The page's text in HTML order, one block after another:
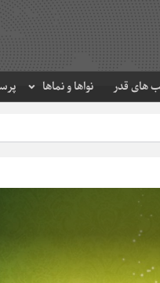
های قدر نواها و نماها